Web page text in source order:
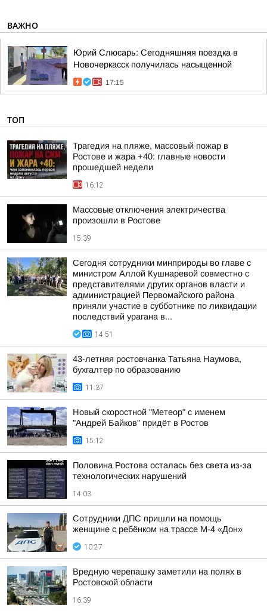
ВАЖНО
Юрий Слюсарь: Сегодняшняя поездка в
Новочеркасск получилась насыщенной
17:15
ТОП
Трагедия на пляже, массовый пожар в
Ростове и жара +40: главные новости
прошедшей недели
16:12
Массовые отключения электричества
произошли в Ростове
15:39
Сегодня сотрудники минприроды во главе с
министром Аллой Кушнаревой совместно с
представителями других органов власти и
администрацией Первомайского района
приняли участие в субботнике по ликвидации
последствий урагана в...
14:51
43-летняя ростовчанка Татьяна Наумова,
бухгалтер по образованию
11:37
Новый скоростной "Метеор" с именем
"Андрей Байков" придёт в Ростов
15:12
Половина Ростова осталась без света из-за
технологических нарушений
14:03
Сотрудники ДПС пришли на помощь
женщине с ребёнком на трассе М-4 «Дон»
10:27
Вредную черепашку заметили на полях в
Ростовской области
16:39